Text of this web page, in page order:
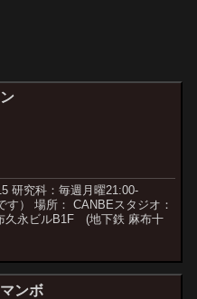
研究科：毎週月曜21:00-
す） 場所： CANBEスタジオ：
久永ビルB1F (地下鉄 麻布十
ンボ